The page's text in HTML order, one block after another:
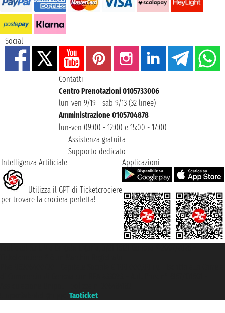
Social
Contatti
Centro Prenotazioni 0105733006
lun-ven 9/19 - sab 9/13 (32 linee)
Amministrazione 0105704878
lun-ven 09:00 - 12:00 e 15:00 - 17:00
Assistenza gratuita
Supporto dedicato
Intelligenza Artificiale
Utilizza il GPT di Ticketcrociere
per trovare la crociera perfetta!
Applicazioni
Taoticket